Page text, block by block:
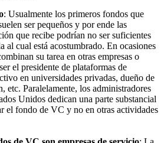
: Usualmente los primeros fondos que
ser pequeños y por ende las
que recibe podrían no ser suficientes
al cual está acostumbrado. En ocasiones
su tarea en otras empresas o
el presidente de plataformas de
en universidades privadas, dueño de
etc. Paralelamente, los administradores
Unidos dedican una parte substancial
el fondo de VC y no en otras actividades